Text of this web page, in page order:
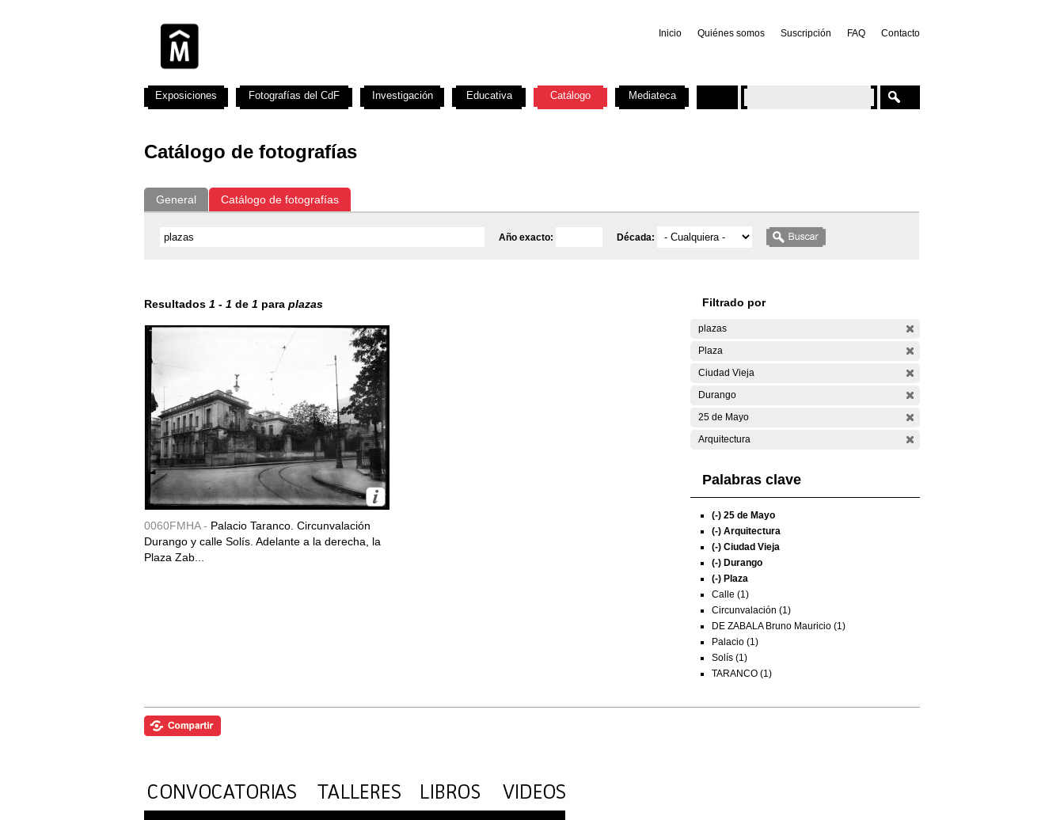
Inicio Quiénes somos Suscripción FAQ Contacto
Catálogo de fotografías
General Catálogo de fotografías
Año exacto: Década:
Resultados 1 - 1 de 1 para plazas
0060FMHA - Palacio Taranco. Circunvalación
Durango y calle Solís. Adelante a la derecha, la
Plaza Zab...
Filtrado por
plazas
Plaza
Ciudad Vieja
Durango
25 de Mayo
Arquitectura
Palabras clave
(-) 25 de Mayo
(-) Arquitectura
(-) Ciudad Vieja
(-) Durango
(-) Plaza
Calle (1)
Circunvalación (1)
DE ZABALA Bruno Mauricio (1)
Palacio (1)
Solís (1)
TARANCO (1)
Exposiciones Fotografías del CdF Investigación Educativa Catálogo Mediateca